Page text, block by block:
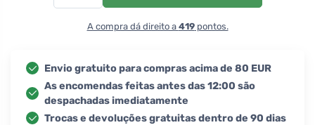
A compra dá direito a 419pontos.
Envio gratuito para compras acima de 80 EUR
As encomendas feitas antes das 12:00 são
despachadas imediatamente
Trocas e devoluções gratuitas dentro de 90 dias